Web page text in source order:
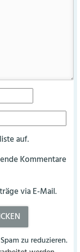
auf.
Kommentare
via E-Mail.
zu reduzieren.